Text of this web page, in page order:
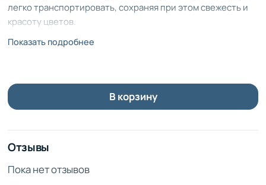
легко транспортировать, сохраняя при этом свежесть и
красоту цветов.
Этот букет станет прекрасным подарком для любого
получателя, выражая вашу заботу и внимание.
Показать подробнее
В корзину
Отзывы
Пока нет отзывов